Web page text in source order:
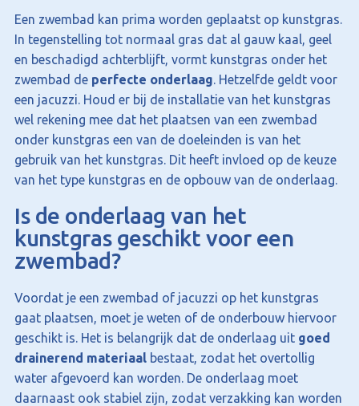
Een zwembad kan prima worden geplaatst op kunstgras.
In tegenstelling tot normaal gras dat al gauw kaal, geel
en beschadigd achterblijft, vormt kunstgras onder het
zwembad de perfecte onderlaag. Hetzelfde geldt voor
een jacuzzi. Houd er bij de installatie van het kunstgras
wel rekening mee dat het plaatsen van een zwembad
onder kunstgras een van de doeleinden is van het
gebruik van het kunstgras. Dit heeft invloed op de keuze
van het type kunstgras en de opbouw van de onderlaag.
Is de onderlaag van het
kunstgras geschikt voor een
zwembad?
Voordat je een zwembad of jacuzzi op het kunstgras
gaat plaatsen, moet je weten of de onderbouw hiervoor
geschikt is. Het is belangrijk dat de onderlaag uit goed
drainerend materiaal bestaat, zodat het overtollig
water afgevoerd kan worden. De onderlaag moet
daarnaast ook stabiel zijn, zodat verzakking kan worden